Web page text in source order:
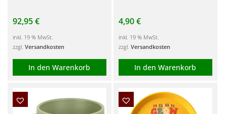
92,95€
inkl. 19 % MwSt.
zzgl. Versandkosten
In den Warenkorb
4,90€
inkl. 19 % MwSt.
zzgl. Versandkosten
In den Warenkorb